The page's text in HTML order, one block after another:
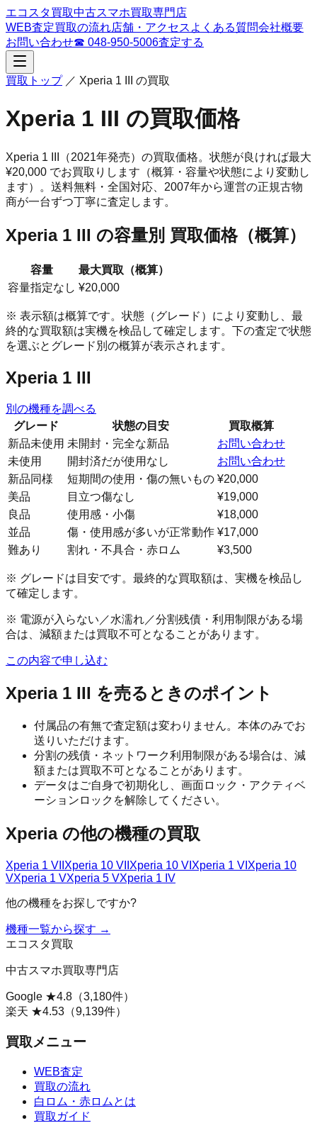
エコスタ買取中古スマホ買取専門店
WEB査定買取の流れ店舗・アクセス よくある質問会社概要
お問い合わせ☎ 048-950-5006査定する
買取トップ／ Xperia 1 III の買取
Xperia 1 III の買取価格
Xperia 1 III （2021年発売） の買取価格。 状態が良ければ最大
¥20,000 でお買取りします（概算・容量や状態により変動し
ます）。 送料無料・全国対応、 2007年から運営の正規古物
商が一台ずつ丁寧に査定します。
Xperia 1 III の容量別 買取価格（概算）
容量
最大買取（概算）
容量指定なし ¥20,000
※ 表示額は概算です。状態（グレード）により変動し、最
終的な買取額は実機を検品して確定します。下の査定で状態
を選ぶとグレード別の概算が表示されます。
Xperia 1 III
別の機種を調べる
グレード
状態の目安
買取概算
新品未使用 未開封・完全な新品
お問い合わせ
未使用
開封済だが使用なし
お問い合わせ
新品同様
短期間の使用・傷の無いもの ¥20,000
美品
目立つ傷なし
¥19,000
良品
使用感・小傷
¥18,000
並品
傷・使用感が多いが正常動作 ¥17,000
難あり
割れ・不具合・赤ロム ¥3,500
※ グレードは目安です。最終的な買取額は、実機を検品し
て確定します。
※ 電源が入らない／水濡れ／分割残債・利用制限がある場
合は、減額または買取不可となることがあります。
この内容で申し込む
Xperia 1 III を売るときのポイント
付属品の有無で査定額は変わりません。本体のみでお
送りいただけます。
分割の残債・ネットワーク利用制限がある場合は、減
額または買取不可となることがあります。
データはご自身で初期化し、画面ロック・アクティベ
ーションロックを解除してください。
Xperiaの他の機種の買取
Xperia 1 VII Xperia 10 VII Xperia 10 VI Xperia 1 VI Xperia 10
VXperia 1 VXperia 5 VXperia 1 IV
他の機種をお探しですか?
機種一覧から探す →
エコスタ買取
中古スマホ買取専門店
Google ★4.8 （3,180件）
楽天 ★4.53 （9,139件）
買取メニュー
WEB査定
買取の流れ
白ロム・赤ロムとは
買取ガイド